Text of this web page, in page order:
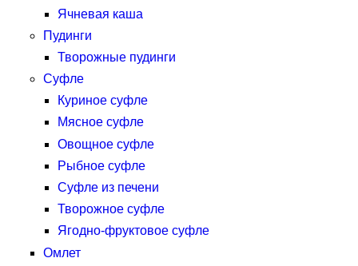
Ячневая каша
Пудинги
Творожные пудинги
Суфле
Куриное суфле
Мясное суфле
Овощное суфле
Рыбное суфле
Суфле из печени
Творожное суфле
Ягодно-фруктовое суфле
Омлет